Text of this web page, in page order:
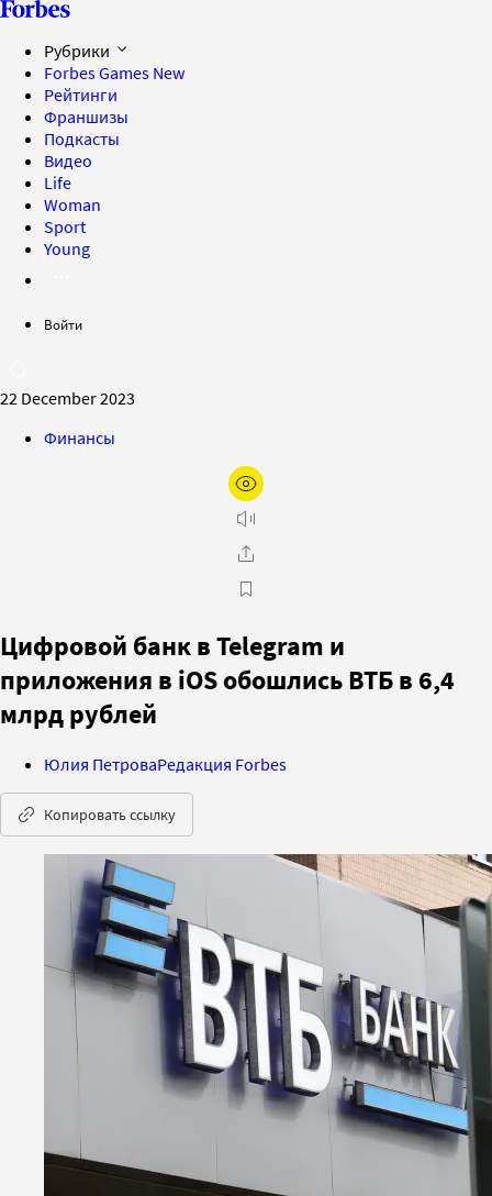
Рубрики
Forbes Games New
Рейтинги
Франшизы
Подкасты
Видео
Life
Woman
Sport
Young
Войти
22 December 2023
Финансы
Цифровой банк в Telegram и
приложения в iOS обошлись ВТБ в 6,4
млрд рублей
Юлия ПетроваРедакция Forbes
Копировать ссылку